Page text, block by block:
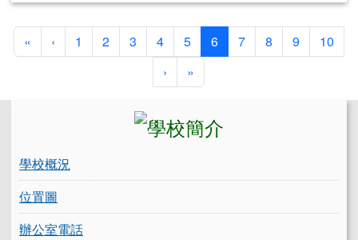
« 第一頁
‹ 上一頁
1 2 3 4 5 6(目前頁次)
7 8 9
10
› 下一頁
»
學校概況
位置圖
辦公室電話